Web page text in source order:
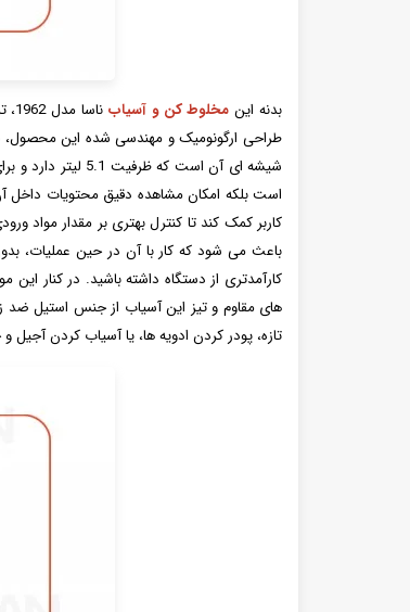
بدنه این مخلوط کن و آسیاب
طراحی ارگونومیک و مهندسی شده این محصول،
شیشه ای آن
است بلکه امکان مشاهده دقیق محتویات داخل
کاربر کمک کند تا کنترل بهتری بر مقدار مواد
باعث می شود که کار با آن در حین عملیات،
های مقاوم و تیز این آسیاب از جنس استیل ضد
تازه، پودر کردن ادویه ها، یا آسیاب کردن